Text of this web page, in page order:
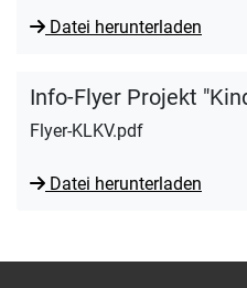
Datei herunterladen
Info-Flyer Projekt
Flyer-KLKV.pdf
Datei herunterladen